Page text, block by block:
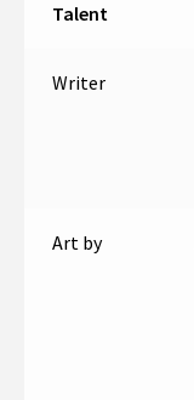
Talent
Writer
Art by